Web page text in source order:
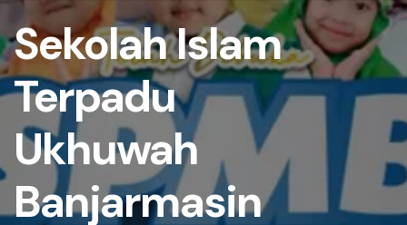
Sekolah Islam
Terpadu
Ukhuwah
Banjarmasin